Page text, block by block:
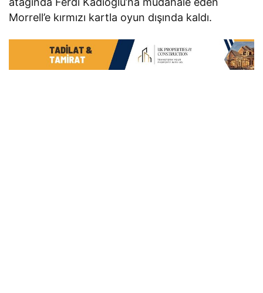
Morrell’e kırmızı kartla oyun dışında kaldı.